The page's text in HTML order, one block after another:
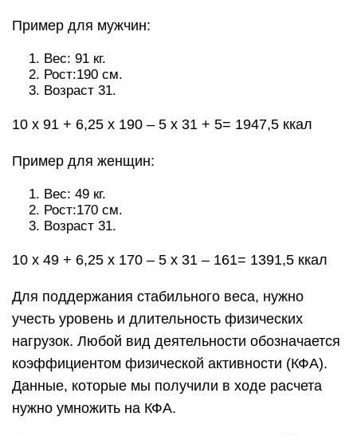
Пример для мужчин:
Вес: 91 кг.
Рост:190 см.
Возраст 31.
10 х 91 + 6,25 х 190 – 5 х 31 + 5= 1947,5 ккал
Пример для женщин:
Вес: 49 кг.
Рост:170 см.
Возраст 31.
10 х 49 + 6,25 х 170 – 5 х 31 – 161= 1391,5 ккал
Для поддержания стабильного веса, нужно
учесть уровень и длительность физических
нагрузок. Любой вид деятельности обозначается
коэффициентом физической активности (КФА).
Данные, которые мы получили в ходе расчета
нужно умножить на КФА.